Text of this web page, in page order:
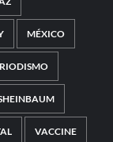
MÉXICO
VACCINE